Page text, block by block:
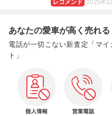
レコメンド 2025年2
あなたの愛車が高く売れる
電話が一切こない新査定「マイ
ト」